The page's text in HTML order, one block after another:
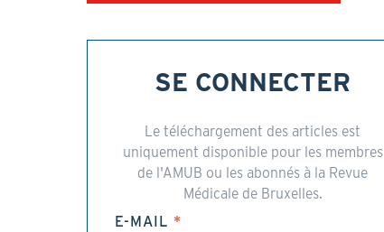
SE CONNECTER
Le téléchargement des articles est
uniquement disponible pour les membres
de l'AMUB ou les abonnés à la Revue
Médicale de Bruxelles.
E-MAIL